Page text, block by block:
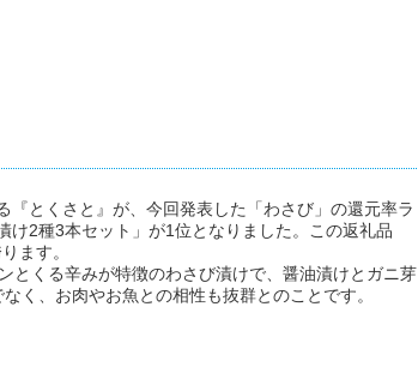
とくさと』が、今回発表した「わさび」の還元率ラ
け2種3本セット」が1位となりました。この返礼品
ます。
とくる辛みが特徴のわさび漬けで、醤油漬けとガニ芽
く、お肉やお魚との相性も抜群とのことです。